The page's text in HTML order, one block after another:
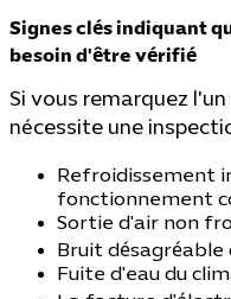
Signes clés indiquant
besoin d'être vérifié
Si vous remarquez
nécessite une
Refroidissement
fonctionnement
Sortie d'air non
Bruit
Fuite d'eau du